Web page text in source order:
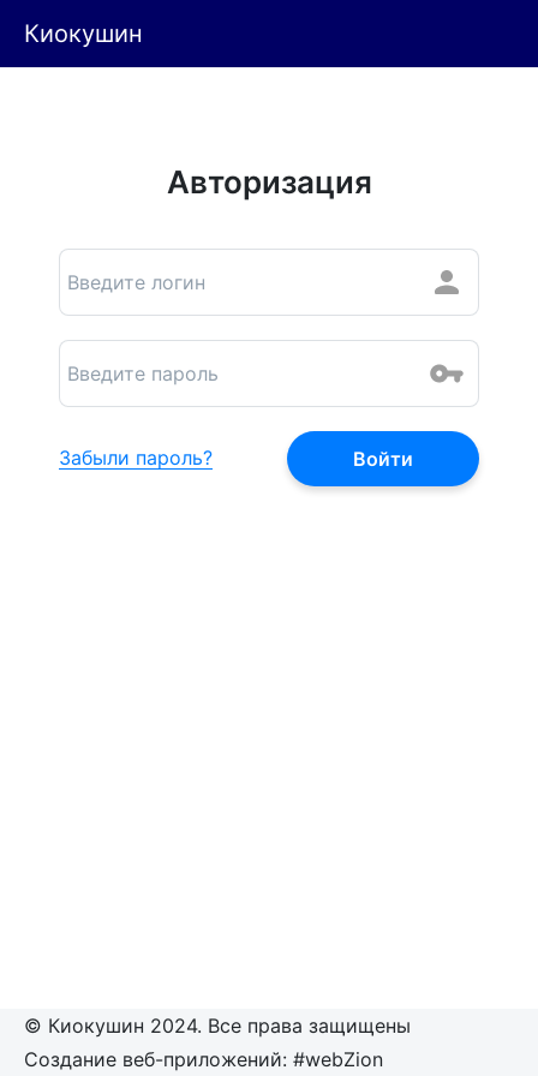
Киокушин
Авторизация
Забыли пароль?
© Киокушин 2024. Все права защищены
Создание веб-приложений: #webZion